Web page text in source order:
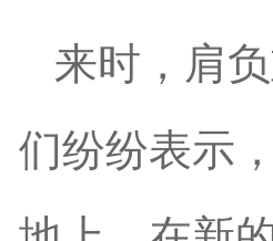
来时，肩
们纷纷表示